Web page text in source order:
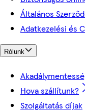
Általános
Adatkezelési és
Rólunk
Hova szállítunk?
Szolgáltatás díjak